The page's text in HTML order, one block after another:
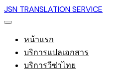
JSN TRANSLATION SERVICE
หน้าแรก
บริการแปลเอกสาร
บริการวีซ่าไทย